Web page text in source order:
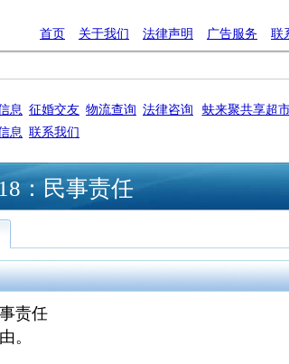
首页 关于我们 法律声明 广告服务 联
息 征婚交友 物流查询 法律咨询 蚨来聚共享超
息 联系我们
：民事责任
责任
。